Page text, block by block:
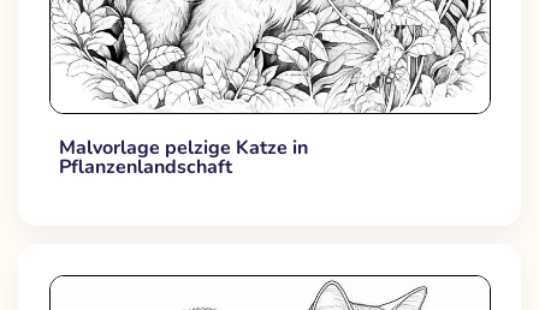
Malvorlage pelzige Katze in
Pflanzenlandschaft